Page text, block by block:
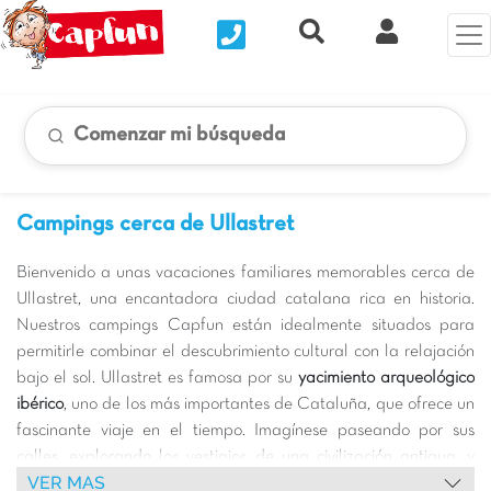
Nous contacterRecherche rapide
Mi
Comenzar mi búsqueda
Campings cerca de Ullastret
Bienvenido a unas vacaciones familiares memorables cerca de
Ullastret, una encantadora ciudad catalana rica en historia.
Nuestros campings Capfun están idealmente situados para
permitirle combinar el descubrimiento cultural con la relajación
bajo el sol. Ullastret es famosa por su yacimiento arqueológico
ibérico, uno de los más importantes de Cataluña, que ofrece un
fascinante viaje en el tiempo. Imagínese paseando por sus
calles, explorando los vestigios de una civilización antigua, y
luego regresando al confort y la animación de su camping
VER MAS